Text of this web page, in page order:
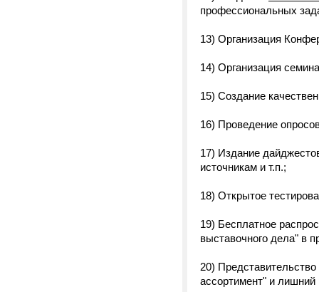
профессиональных
13) Организация
14) Организация
15) Создание
16) Проведение
17) Издание
источникам и т.п.;
18) Открытое
19) Бесплатное
выставочного дела" в
20)
ассортимент" и лишний